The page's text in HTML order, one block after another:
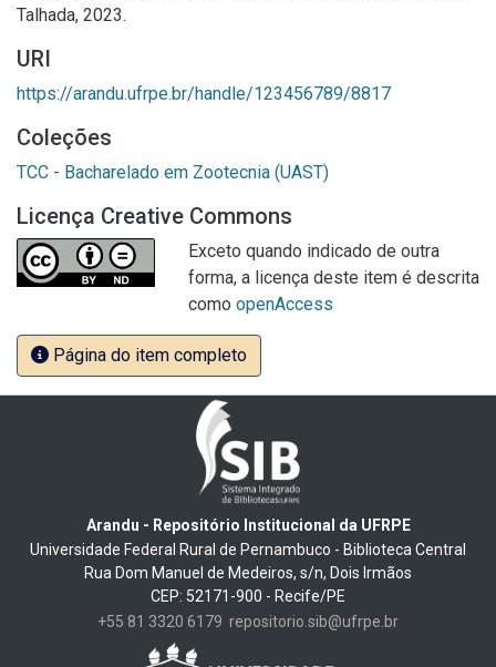
Talhada, 2023.
URI
https://arandu.ufrpe.br/handle/123456789/8817
Coleções
TCC - Bacharelado em Zootecnia (UAST)
Licença Creative Commons
Exceto quando indicado de outra
forma, a licença deste item é descrita
como openAccess
Página do item completo
Arandu - Repositório Institucional da UFRPE
Universidade Federal Rural de Pernambuco - Biblioteca Central
Rua Dom Manuel de Medeiros, s/n, Dois Irmãos
CEP: 52171-900 - Recife/PE
+55 81 3320 6179 repositorio.sib@ufrpe.br